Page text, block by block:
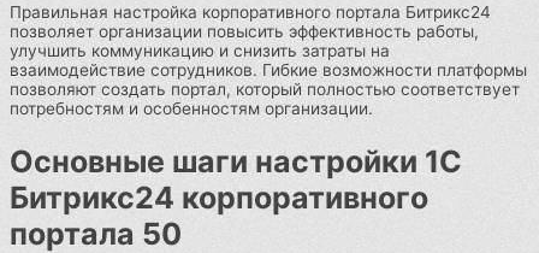
Правильная настройка корпоративного портала Битрикс24
позволяет организации повысить эффективность работы,
улучшить коммуникацию и снизить затраты на
взаимодействие сотрудников. Гибкие возможности платформы
позволяют создать портал, который полностью соответствует
потребностям и особенностям организации.
Основные шаги настройки 1С
Битрикс24 корпоративного
портала 50